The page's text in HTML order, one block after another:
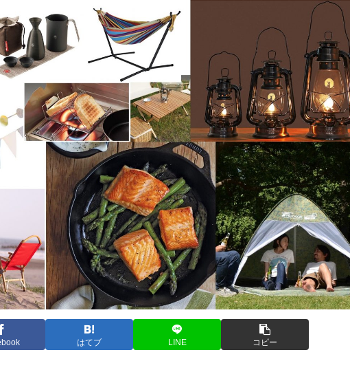
はてブ LINE コピー